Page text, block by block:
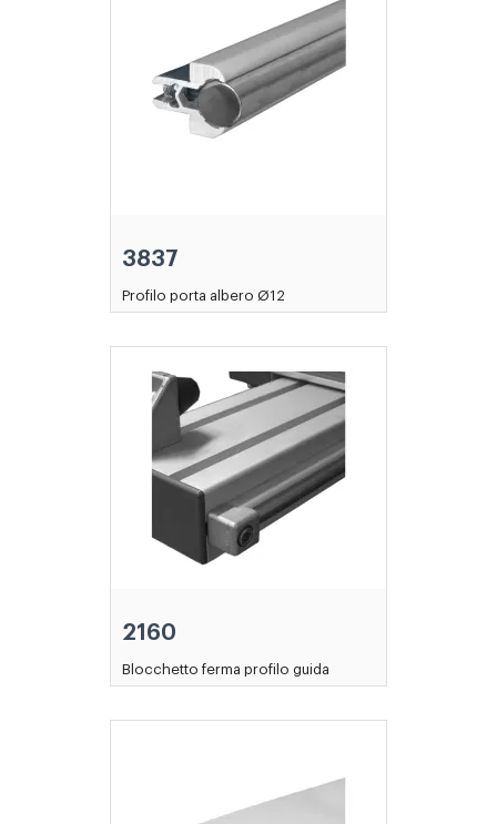
3837
Profilo porta albero Ø12
2160
Blocchetto ferma profilo guida